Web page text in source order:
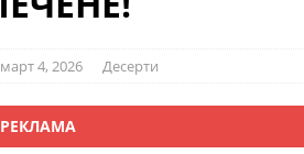
март 4, 2026 Десерти
РЕКЛАМА